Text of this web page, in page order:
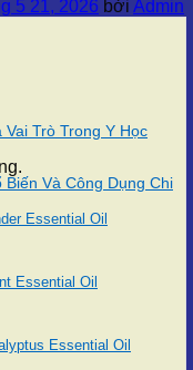
5 21, 2026 bởi Admin
Trò Trong Y Học
Biến Và Công Dụng Chi
Essential Oil
Essential Oil
Essential Oil